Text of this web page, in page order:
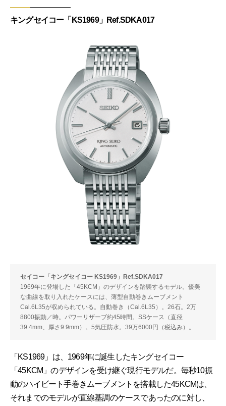
キングセイコー「KS1969」Ref.SDKA017
セイコー「キングセイコー KS1969」Ref.SDKA017
1969年に登場した「45KCM」のデザインを踏襲するモデル。優美
な曲線を取り入れたケースには、薄型自動巻きムーブメント
Cal.6L35が収められている。自動巻き（Cal.6L35）。26石。2万
8800振動／時。パワーリザーブ約45時間。SSケース（直径
39.4mm、厚さ9.9mm）。5気圧防水。39万6000円（税込み）。
「KS1969」は、1969年に誕生したキングセイコー
「45KCM」のデザインを受け継ぐ現行モデルだ。毎秒10振
動のハイビート手巻きムーブメントを搭載した45KCMは、
それまでのモデルが直線基調のケースであったのに対し、